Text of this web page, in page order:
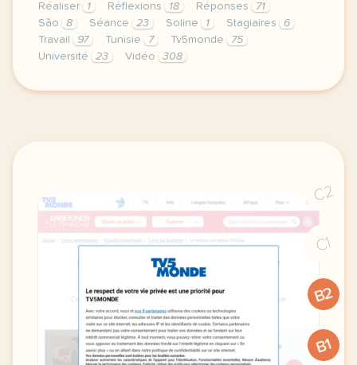
Réaliser
1 Réflexions 18 Réponses
71
São
8 Séance 23 Soline 1 Stagiaires
6
Travail
97 Tunisie 7 Tv5monde
75
Université
23 Vidéo 308
le respect de votre vie privee est une priorite
C2
C1
B2
B1